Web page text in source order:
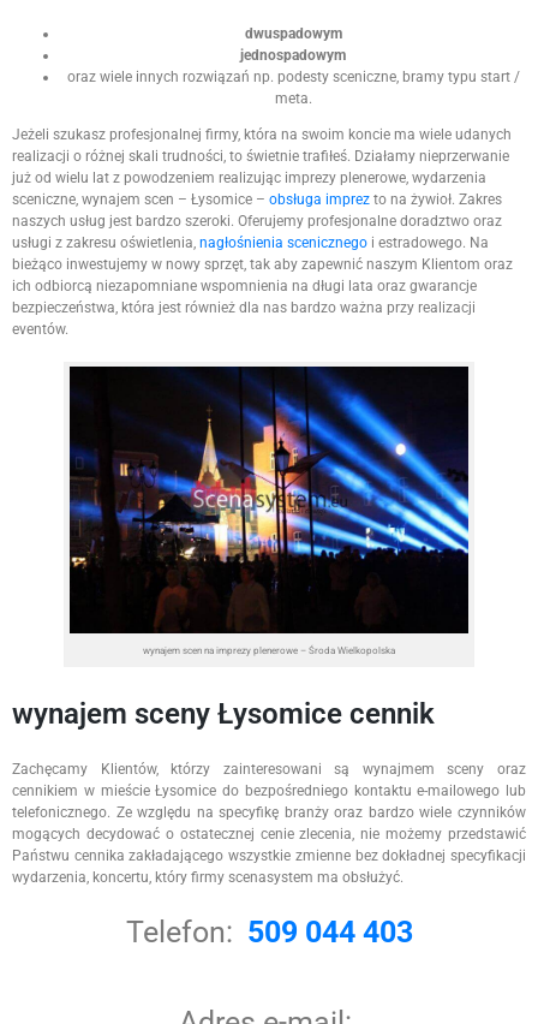
dwuspadowym
jednospadowym
oraz wiele innych rozwiązań np. podesty sceniczne, bramy typu start /
meta.
Jeżeli szukasz profesjonalnej firmy, która na swoim koncie ma wiele udanych
realizacji o różnej skali trudności, to świetnie trafiłeś. Działamy nieprzerwanie
już od wielu lat z powodzeniem realizując imprezy plenerowe, wydarzenia
sceniczne, wynajem scen – Łysomice – obsługa imprez to na żywioł. Zakres
naszych usług jest bardzo szeroki. Oferujemy profesjonalne doradztwo oraz
usługi z zakresu oświetlenia, nagłośnienia scenicznego i estradowego. Na
bieżąco inwestujemy w nowy sprzęt, tak aby zapewnić naszym Klientom oraz
ich odbiorcą niezapomniane wspomnienia na długi lata oraz gwarancje
bezpieczeństwa, która jest również dla nas bardzo ważna przy realizacji
eventów.
wynajem scen na imprezy plenerowe – Środa Wielkopolska
wynajem sceny Łysomice cennik
Zachęcamy Klientów, którzy zainteresowani są wynajmem sceny oraz
cennikiem w mieście Łysomice do bezpośredniego kontaktu e-mailowego lub
telefonicznego. Ze względu na specyfikę branży oraz bardzo wiele czynników
mogących decydować o ostatecznej cenie zlecenia, nie możemy przedstawić
Państwu cennika zakładającego wszystkie zmienne bez dokładnej specyfikacji
wydarzenia, koncertu, który firmy scenasystem ma obsłużyć.
Telefon: 509 044 403